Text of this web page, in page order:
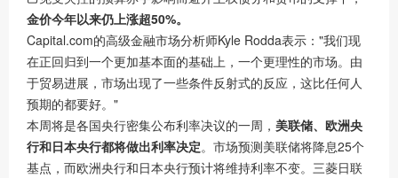
金价今年以来仍上涨超50%。
Capital.com的高级金融市场分析师Kyle Rodda表示："我们现
在正回归到一个更加基本面的基础上，一个更理性的市场。由
于贸易进展，市场出现了一些条件反射式的反应，这比任何人
预期的都要好。"
本周将是各国央行密集公布利率决议的一周， 美联储、欧洲央
行和日本央行都将做出利率决定。市场预测美联储将降息25个
基点，而欧洲央行和日本央行预计将维持利率不变。三菱日联